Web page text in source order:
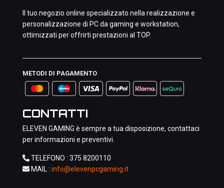
Il tuo negozio online specializzato nella realizzazione e
personalizzazione di PC da gaming e workstation,
ottimizzati per offrirti prestazioni al TOP.
METODI DI PAGAMENTO
CONTATTI
ELEVEN GAMING è sempre a tua disposizione, contattaci
per informazioni e preventivi.
TELEFONO : 375 8200110
MAIL : info@elevenpcgaming.it